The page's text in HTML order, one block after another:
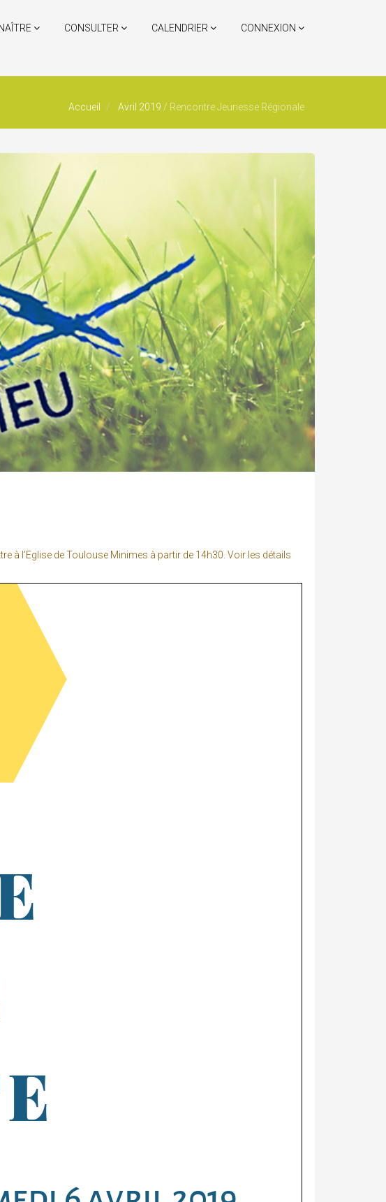
CONSULTER CALENDRIER CONNEXION
Accueil Avril 2019 / Rencontre Jeunesse Régionale
à l’Eglise de Toulouse Minimes à partir de 14h30. Voir les détails